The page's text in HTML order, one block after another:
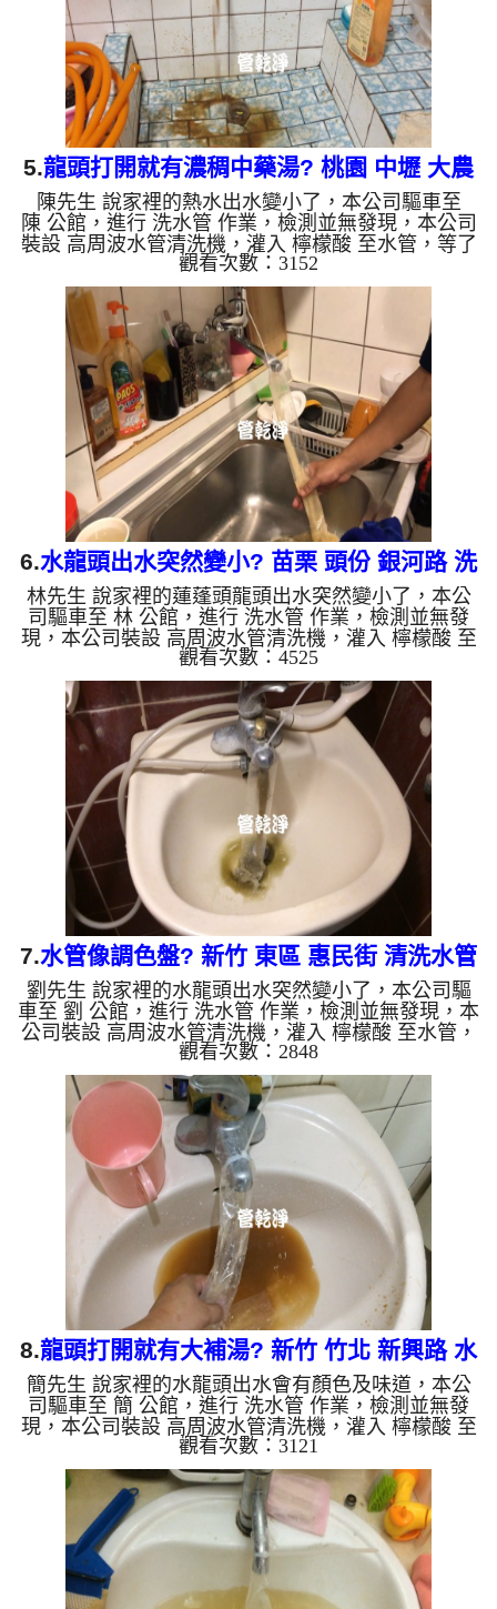
生鏽產生銅綠，如...
5.龍頭打開就有濃稠中藥湯? 桃園 中壢 大農
路 水管清洗
陳先生 說家裡的熱水出水變小了，本公司驅車至
陳 公館，進行 洗水管 作業，檢測並無發現，本公司
裝設 高周波水管清洗機，灌入 檸檬酸 至水管，等了
約15分，開啟 水管清洗機 ，啟動 螺旋波 模式，剛洗
水管就流出棕色髒水，看起來跟濃稠的中藥湯一樣，
兩個多小時後，出水乾淨出水量恢復了。 如是自來
水，如水管老化，會產生鐵鏽跟泥沙堆積，洗出來的
水就會是咖啡色，地下水含有氧化錳，管壁上會結成
黑色管垢，洗出來的水會跟石油一樣黑，有些洗出綠
色的水，是因為裡面有銅的物質，生鏽產生銅綠，如
是藍色的水，是因為...
觀看次數：3152
6.水龍頭出水突然變小? 苗栗 頭份 銀河路 洗
水管
林先生 說家裡的蓮蓬頭龍頭出水突然變小了，本公
司驅車至 林 公館，進行 洗水管 作業，檢測並無發
現，本公司裝設 高周波水管清洗機，灌入 檸檬酸 至
水管，等了約15分，開啟 水管清洗機 ，啟動 螺旋
波 模式，剛洗水管沒什麼髒水，突然顏色變深，還
掉出堆異物，兩個多小時後，出水變乾淨出水量恢復
了。 如是自來水，如水管老化，會產生鐵鏽跟泥沙
堆積，洗出來的水就會是咖啡色，地下水含有氧化
錳，管壁上會結成黑色管垢，洗出來的水會跟石油一
樣黑，有些洗出綠色的水，是因為裡面有銅的物質，
生鏽產生銅綠，如是藍色的...
觀看次數：4525
7.水管像調色盤? 新竹 東區 惠民街 清洗水管
劉先生 說家裡的水龍頭出水突然變小了，本公司驅
車至 劉 公館，進行 洗水管 作業，檢測並無發現，本
公司裝設 高周波水管清洗機，灌入 檸檬酸 至水管，
等了約15分，開啟 水管清洗機 ，啟動 螺旋波 模式，
剛洗水管就流出灰色髒水，顏色越來越深，顏色也越
來越多變，有棕色、土色、灰色、綠色、藍色，看起
來就像是調色盤，兩個多小時後，出水變乾淨出水量
也變大了。 如是自來水，如水管老化，會產生鐵鏽
跟泥沙堆積，洗出來的水就會是咖啡色，地下水含有
氧化錳，管壁上會結成黑色管垢，洗出來的水會跟石
油一樣黑，有些洗...
觀看次數：2848
8.龍頭打開就有大補湯? 新竹 竹北 新興路 水
管清洗
簡先生 說家裡的水龍頭出水會有顏色及味道，本公
司驅車至 簡 公館，進行 洗水管 作業，檢測並無發
現，本公司裝設 高周波水管清洗機，灌入 檸檬酸 至
水管，等了約15分，開啟 水管清洗機 ，啟動 螺旋
波 模式，剛洗水管就流出濃稠髒水，看起來就像是
中藥大補湯，兩個多小時後，出水變乾淨出水量也變
大了。 如是自來水，如水管老化，會產生鐵鏽跟泥
沙堆積，洗出來的水就會是咖啡色，地下水含有氧化
錳，管壁上會結成黑色管垢，洗出來的水會跟石油一
樣黑，有些洗出綠色的水，是因為裡面有銅的物質，
生鏽產生銅綠，如是藍色...
觀看次數：3121